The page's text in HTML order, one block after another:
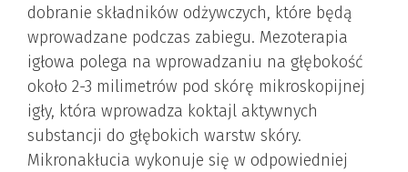
dobranie składników odżywczych, które będą
wprowadzane podczas zabiegu. Mezoterapia
igłowa polega na wprowadzaniu na głębokość
około 2-3 milimetrów pod skórę mikroskopijnej
igły, która wprowadza koktajl aktywnych
substancji do głębokich warstw skóry.
Mikronakłucia wykonuje się w odpowiedniej